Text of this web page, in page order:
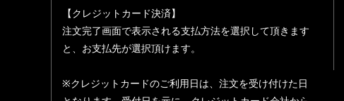
【クレジットカード決済】
注文完了画面で表示される支払方法を選択して頂きます
と、お支払先が選択頂けます。
※クレジットカードのご利用日は、注文を受け付けた日